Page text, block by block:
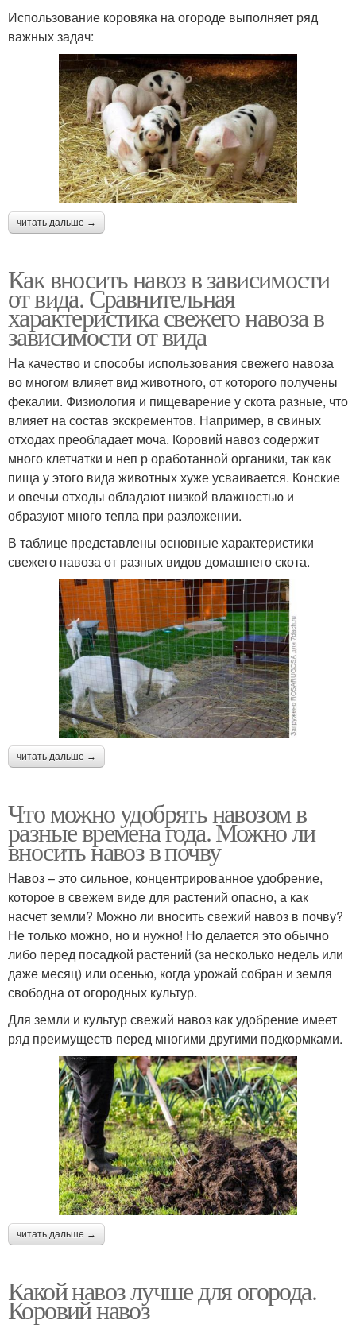
Использование коровяка на огороде выполняет ряд
важных задач:
читать дальше →
Как вносить навоз в зависимости
от вида. Сравнительная
характеристика свежего навоза в
зависимости от вида
На качество и способы использования свежего навоза
во многом влияет вид животного, от которого получены
фекалии. Физиология и пищеварение у скота разные, что
влияет на состав экскрементов. Например, в свиных
отходах преобладает моча. Коровий навоз содержит
много клетчатки и неп р оработанной органики, так как
пища у этого вида животных хуже усваивается. Конские
и овечьи отходы обладают низкой влажностью и
образуют много тепла при разложении.
В таблице представлены основные характеристики
свежего навоза от разных видов домашнего скота.
читать дальше →
Что можно удобрять навозом в
разные времена года. Можно ли
вносить навоз в почву
Навоз – это сильное, концентрированное удобрение,
которое в свежем виде для растений опасно, а как
насчет земли? Можно ли вносить свежий навоз в почву?
Не только можно, но и нужно! Но делается это обычно
либо перед посадкой растений (за несколько недель или
даже месяц) или осенью, когда урожай собран и земля
свободна от огородных культур.
Для земли и культур свежий навоз как удобрение имеет
ряд преимуществ перед многими другими подкормками.
читать дальше →
Какой навоз лучше для огорода.
Коровий навоз